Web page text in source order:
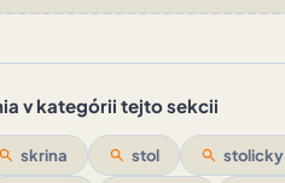
v kategórii tejto sekcii
search skrina search stol search stolicky